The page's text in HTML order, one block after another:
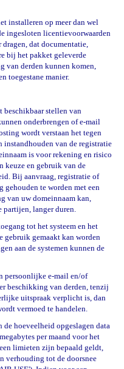
installeren op meer dan wel
ingesloten licentievoorwaarden
dat documentatie,
bij het pakket geleverde
van derden kunnen komen,
toegestane manier.
beschikbaar stellen van
onderbrengen of e-mail
wordt verstaan het tegen
instandhouden van de registratie
is voor rekening en risico
keuze en gebruik van de
Bij aanvraag, registratie of
te worden met een
van uw domeinnaam kan,
partijen, langer duren.
tot het systeem en het
gebruik gemaakt kan worden
aan de systemen kunnen de
persoonlijke e-mail en/of
beschikking van derden, tenzij
uitspraak verplicht is, dan
vermoed te handelen.
de hoeveelheid opgeslagen data
per maand voor het
limieten zijn bepaald geldt,
verhouding tot de doorsnee